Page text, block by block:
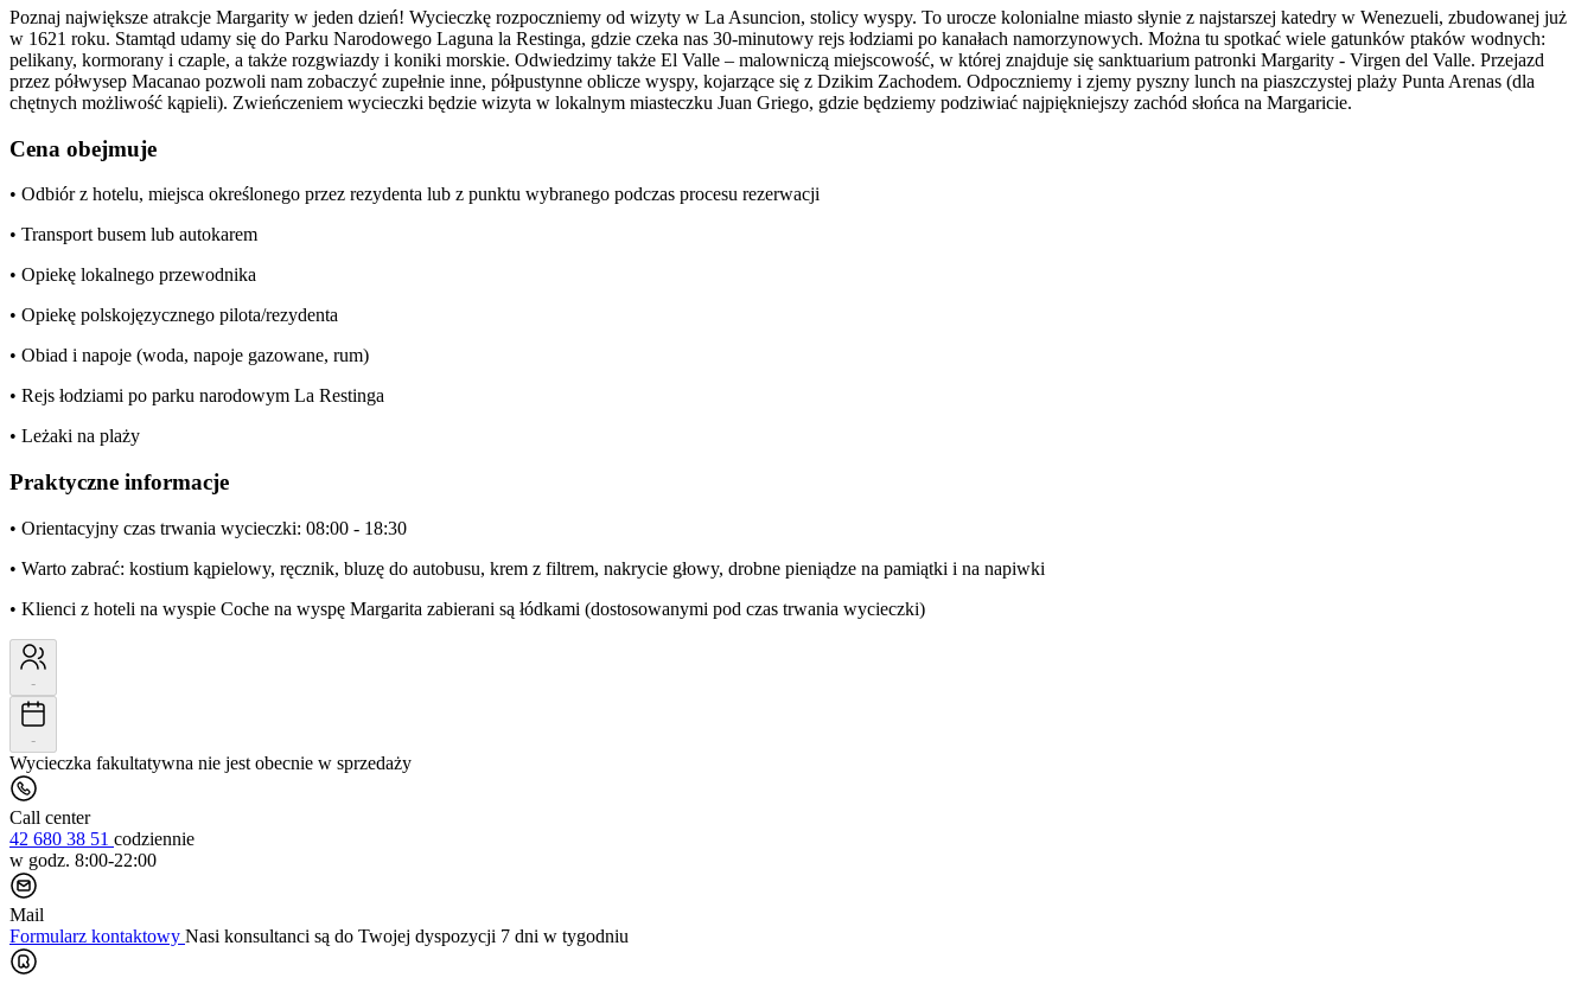
Poznaj największe atrakcje Margarity w jeden dzień! Wycieczkę rozpoczniemy od wizyty w La Asuncion, stolicy wyspy. To urocze kolonialne miasto słynie z najstarszej katedry w Wenezueli, zbudowanej już
w 1621 roku. Stamtąd udamy się do Parku Narodowego Laguna la Restinga, gdzie czeka nas 30-minutowy rejs łodziami po kanałach namorzynowych. Można tu spotkać wiele gatunków ptaków wodnych:
pelikany, kormorany i czaple, a także rozgwiazdy i koniki morskie. Odwiedzimy także El Valle – malowniczą miejscowość, w której znajduje się sanktuarium patronki Margarity - Virgen del Valle. Przejazd
przez półwysep Macanao pozwoli nam zobaczyć zupełnie inne, półpustynne oblicze wyspy, kojarzące się z Dzikim Zachodem. Odpoczniemy i zjemy pyszny lunch na piaszczystej plaży Punta Arenas (dla
chętnych możliwość kąpieli). Zwieńczeniem wycieczki będzie wizyta w lokalnym miasteczku Juan Griego, gdzie będziemy podziwiać najpiękniejszy zachód słońca na Margaricie.
Cena obejmuje
• Odbiór z hotelu, miejsca określonego przez rezydenta lub z punktu wybranego podczas procesu rezerwacji
• Transport busem lub autokarem
• Opiekę lokalnego przewodnika
• Opiekę polskojęzycznego pilota/rezydenta
• Obiad i napoje (woda, napoje gazowane, rum)
• Rejs łodziami po parku narodowym La Restinga
• Leżaki na plaży
Praktyczne informacje
• Orientacyjny czas trwania wycieczki: 08:00 - 18:30
• Warto zabrać: kostium kąpielowy, ręcznik, bluzę do autobusu, krem z filtrem, nakrycie głowy, drobne pieniądze na pamiątki i na napiwki
• Klienci z hoteli na wyspie Coche na wyspę Margarita zabierani są łódkami (dostosowanymi pod czas trwania wycieczki)
-
-
Wycieczka fakultatywna nie jest obecnie w sprzedaży
Call center
42 680 38 51 codziennie
w godz. 8:00-22:00
Mail
Formularz kontaktowy Nasi konsultanci są do Twojej dyspozycji 7 dni w tygodniu